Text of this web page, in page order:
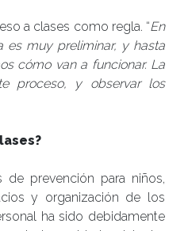
a clases como regla. “En
es muy preliminar, y hasta
cómo van a funcionar. La
proceso, y observar los
prevención para niños,
y organización de los
ha sido debidamente